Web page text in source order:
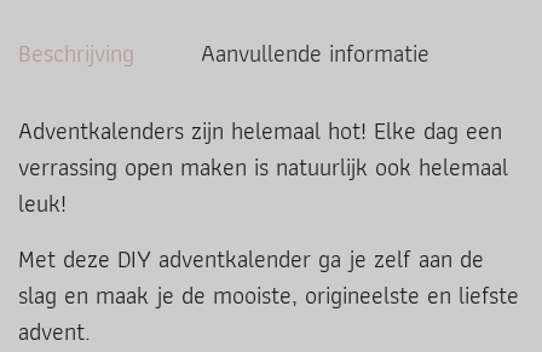
Beschrijving
Aanvullende informatie
Adventkalenders zijn helemaal hot! Elke dag een
verrassing open maken is natuurlijk ook helemaal
leuk!
Met deze DIY adventkalender ga je zelf aan de
slag en maak je de mooiste, origineelste en liefste
advent.